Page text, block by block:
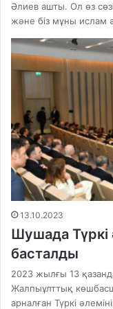
Әлиев ашты. Ол өз
және біз мұны ислам
13.10.2023
Шушада Түркі
басталды
2023 жылғы 13
Жалпыұлттық
арналған Түркі